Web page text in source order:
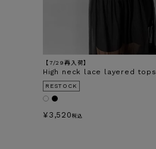
【7/29再入荷】
High neck lace layered tops
RESTOCK
¥ 3,520 税込